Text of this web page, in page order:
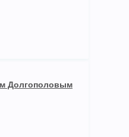
Долгополовым